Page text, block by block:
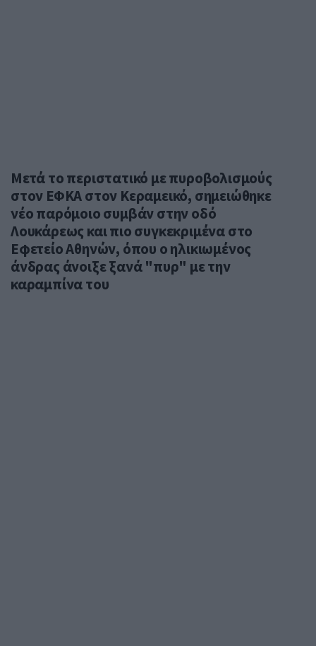
Μετά το περιστατικό με πυροβολισμούς
στον ΕΦΚΑ στον Κεραμεικό, σημειώθηκε
νέο παρόμοιο συμβάν στην οδό
Λουκάρεως και πιο συγκεκριμένα στο
Εφετείο Αθηνών, όπου ο ηλικιωμένος
άνδρας άνοιξε ξανά "πυρ" με την
καραμπίνα του